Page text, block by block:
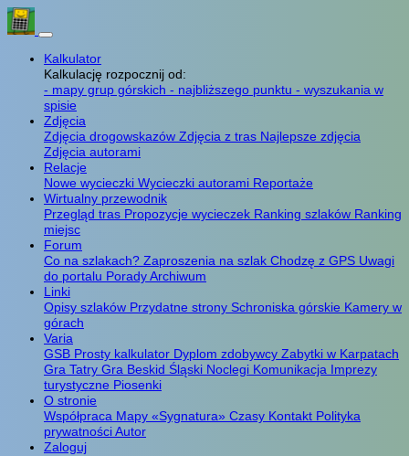
Kalkulator
Kalkulację rozpocznij od:
- mapy grup górskich - najbliższego punktu - wyszukania w
spisie
Zdjęcia
Zdjęcia drogowskazów Zdjęcia z tras Najlepsze zdjęcia
Zdjęcia autorami
Relacje
Nowe wycieczki Wycieczki autorami Reportaże
Wirtualny przewodnik
Przegląd tras Propozycje wycieczek Ranking szlaków Ranking
miejsc
Forum
Co na szlakach? Zaproszenia na szlak Chodzę z GPS Uwagi
do portalu PoradyArchiwum
Linki
Opisy szlaków Przydatne strony Schroniska górskie Kamery w
górach
Varia
GSB Prosty kalkulator Dyplom zdobywcy Zabytki w Karpatach
Gra Tatry Gra Beskid Śląski Noclegi Komunikacja Imprezy
turystyczne Piosenki
O stronie
Współpraca Mapy «Sygnatura» Czasy Kontakt Polityka
prywatnościAutor
Zaloguj